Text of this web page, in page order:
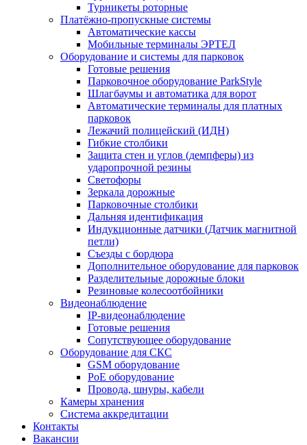
Турникеты роторные
Платёжно-пропускные системы
Автоматические кассы
Мобильные терминалы ЭРТЕЛ
Оборудование и системы для парковок
Готовые решения
Парковочное оборудование ParkStyle
Шлагбаумы и автоматика для ворот
Автоматические терминалы для платных
парковок
Лежачий полицейский (ИДН)
Гибкие столбики
Защита стен и углов (демпферы) из
ударопрочной резины
Светофоры
Зеркала дорожные
Парковочные столбики
Дальняя идентификация
Индукционные датчики (Датчик магнитной
петли)
Съезды с бордюра
Дополнительное оборудование для парковок
Разделительные дорожные блоки
Резиновые колесоотбойники
Видеонаблюдение
IP-видеонаблюдение
Готовые решения
Сопутствующее оборудование
Оборудование для СКС
GSM оборудование
PoE оборудование
Провода, шнуры, кабели
Камеры хранения
Система аккредитации
Контакты
Вакансии